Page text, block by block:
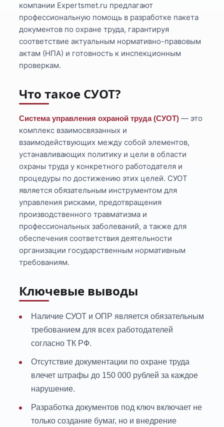
компании Expertsmet.ru предлагают
профессиональную помощь в разработке пакета
документов по охране труда, гарантируя
соответствие актуальным нормативно-правовым
актам (НПА) и готовность к инспекционным
проверкам.
Что такое СУОТ?
Система управления охраной труда (СУОТ) — это
комплекс взаимосвязанных и
взаимодействующих между собой элементов,
устанавливающих политику и цели в области
охраны труда у конкретного работодателя и
процедуры по достижению этих целей. СУОТ
является обязательным инструментом для
управления рисками, предотвращения
производственного травматизма и
профессиональных заболеваний, а также для
обеспечения соответствия деятельности
организации государственным нормативным
требованиям.
Ключевые выводы
Наличие СУОТ и ОПР является обязательным
требованием для всех работодателей
согласно ТК РФ.
Отсутствие документации по охране труда
влечет штрафы до 150 000 рублей за каждое
нарушение.
Разработка документов под ключ включает не
только создание бумаг, но и внедрение